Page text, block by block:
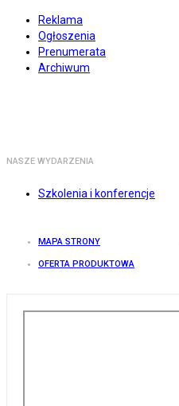
Reklama
Ogłoszenia
Prenumerata
Archiwum
NASZE WYDARZENIA
Szkolenia i konferencje
MAPA STRONY
OFERTA PRODUKTOWA